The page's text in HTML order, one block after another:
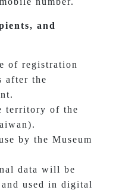
and
of registration
after the
territory of the
by the Museum
data will be
used in digital